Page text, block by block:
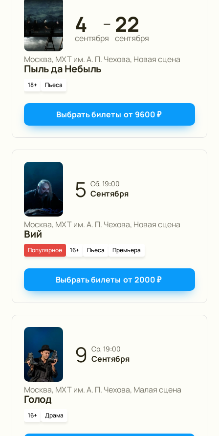
4
сентября
— 22
сентября
Москва, МХТ им. А. П. Чехова, Новая сцена
Пыль да Небыль
18+ Пьеса
Выбрать билеты от 9600₽
5 сб, 19:00
Сентября
Москва, МХТ им. А. П. Чехова, Новая сцена
Вий
16+ Пьеса
Популярное Премьера
Выбрать билеты от2000₽
9 ср, 19:00
Сентября
Москва, МХТ им. А. П. Чехова, Малая сцена
Голод
16+ Драма